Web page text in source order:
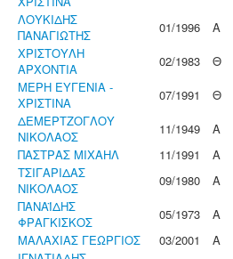
ΛΟΥΚΙΔΗΣ
ΠΑΝΑΓΙΩΤΗΣ
01/1996
Α
ΧΡΙΣΤΟΥΛΗ
ΑΡΧΟΝΤΙΑ
02/1983
Θ
ΜΕΡΗ ΕΥΓΕΝΙΑ -
ΧΡΙΣΤΙΝΑ
07/1991
Θ
ΔΕΜΕΡΤΖΟΓΛΟΥ
ΝΙΚΟΛΑΟΣ
11/1949
Α
ΠΑΣΤΡΑΣ ΜΙΧΑΗΛ 11/1991
Α
ΤΣΙΓΑΡΙΔΑΣ
ΝΙΚΟΛΑΟΣ
09/1980
Α
ΠΑΝΑΪΔΗΣ
ΦΡΑΓΚΙΣΚΟΣ
05/1973
Α
ΜΑΛΑΧΙΑΣ ΓΕΩΡΓΙΟΣ 03/2001
Α